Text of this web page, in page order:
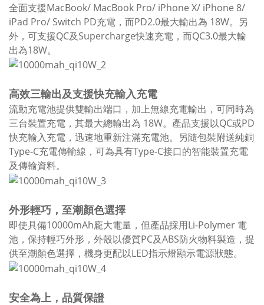
全面支援MacBook/ MacBook Pro/ iPhone X/ iPhone 8/
iPad Pro/ Switch PD充電，而PD2.0最大輸出為 18W。另
外，可支援QC及Supercharge快速充電，而QC3.0最大輸
出為18W。
高效三輸出及支援快充輸入充電
流動充電池提供雙輸出端口，加上無線充電輸出，可同時為
三台裝置充電，其最大總輸出為 18W。產品支援以QC或PD
快充輸入充電，迅速地重新注滿充電池。另隨包裝附送純銅
Type-C充電傳輸線，可為具有Type-C接口的智能裝置充電
及傳輸資料。
外形輕巧，至潮顏色選擇
即使具備10000mAh龐大電量，但產品採用Li-Polymer 電
池，保持輕巧外形，外殼以優質PC及ABS防火物料製造，提
供至潮顏色選擇，機身更配以LED指示燈顯示電源狀態。
安全為上，品質保證